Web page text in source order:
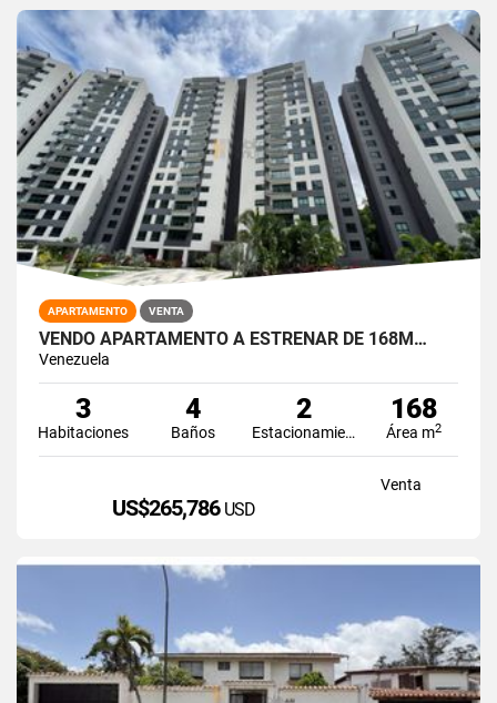
APARTAMENTO VENTA
VENDO APARTAMENTO A ESTRENAR DE 168M…
Venezuela
3
Habitaciones
4
Baños
2
Estacionamiento
168
Área m2
Venta
US$265,786 USD